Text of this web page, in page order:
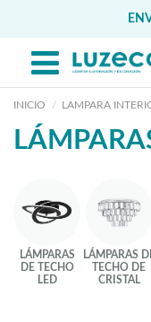
INICIO LAMPARA
LÁMPARAS
DE TECHO
LED
LÁMPARAS
TECHO DE
CRISTAL